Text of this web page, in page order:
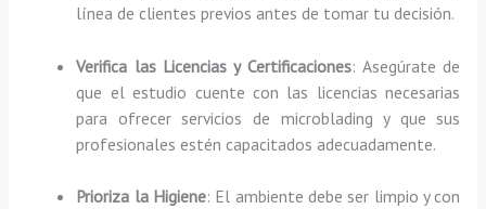
línea de clientes previos antes de tomar tu decisión.
Verifica las Licencias y Certificaciones: Asegúrate de
que el estudio cuente con las licencias necesarias
para ofrecer servicios de microblading y que sus
profesionales estén capacitados adecuadamente.
Prioriza la Higiene: El ambiente debe ser limpio y con